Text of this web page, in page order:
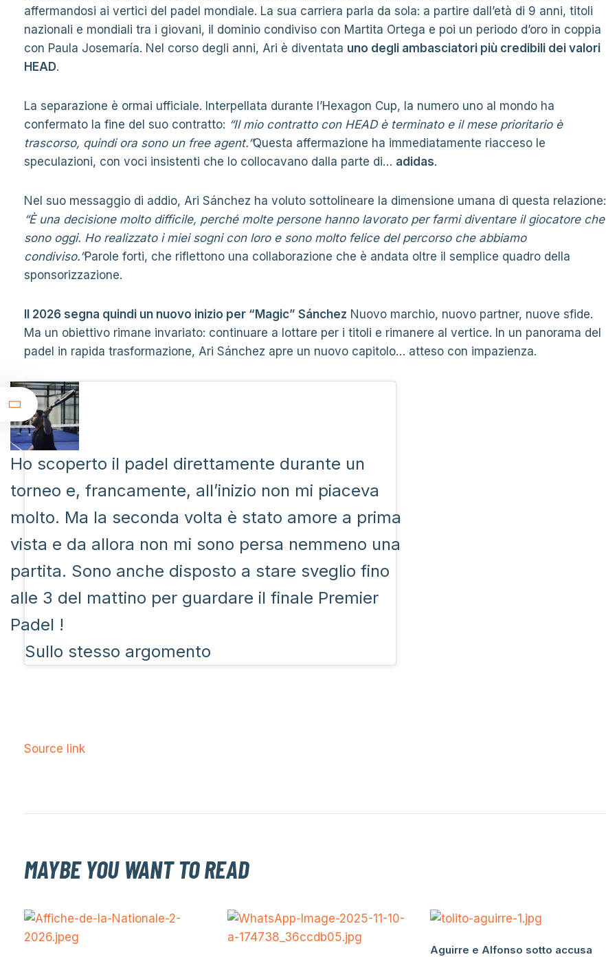
affermandosi ai vertici del padel mondiale. La sua carriera parla da sola: a partire dall’età di 9 anni, titoli
nazionali e mondiali tra i giovani, il dominio condiviso con Martita Ortega e poi un periodo d’oro in coppia
con Paula Josemaría. Nel corso degli anni, Ari è diventata uno degli ambasciatori più credibili dei valori
HEAD.
La separazione è ormai ufficiale. Interpellata durante l’Hexagon Cup, la numero uno al mondo ha
confermato la fine del suo contratto: “Il mio contratto con HEAD è terminato e il mese prioritario è
trascorso, quindi ora sono un free agent.”Questa affermazione ha immediatamente riacceso le
speculazioni, con voci insistenti che lo collocavano dalla parte di… adidas.
Nel suo messaggio di addio, Ari Sánchez ha voluto sottolineare la dimensione umana di questa relazione:
“È una decisione molto difficile, perché molte persone hanno lavorato per farmi diventare il giocatore che
sono oggi. Ho realizzato i miei sogni con loro e sono molto felice del percorso che abbiamo
condiviso.”Parole forti, che riflettono una collaborazione che è andata oltre il semplice quadro della
sponsorizzazione.
Il 2026 segna quindi un nuovo inizio per “Magic” Sánchez Nuovo marchio, nuovo partner, nuove sfide.
Ma un obiettivo rimane invariato: continuare a lottare per i titoli e rimanere al vertice. In un panorama del
padel in rapida trasformazione, Ari Sánchez apre un nuovo capitolo… atteso con impazienza.
Ho scoperto il padel direttamente durante un
torneo e, francamente, all’inizio non mi piaceva
molto. Ma la seconda volta è stato amore a prima
vista e da allora non mi sono persa nemmeno una
partita. Sono anche disposto a stare sveglio fino
alle 3 del mattino per guardare il finale Premier
Padel !
Sullo stesso argomento
Source link
MAYBE YOU WANT TO READ
Aguirre e Alfonso sotto accusa